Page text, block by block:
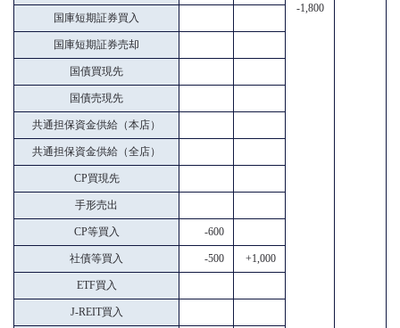
-1,800
国庫短期証券買入
国庫短期証券売却
国債買現先
国債売現先
共通担保資金供給（本店）
共通担保資金供給（全店）
CP買現先
手形売出
CP等買入 -600
社債等買入 -500 +1,000
ETF買入
J-REIT買入